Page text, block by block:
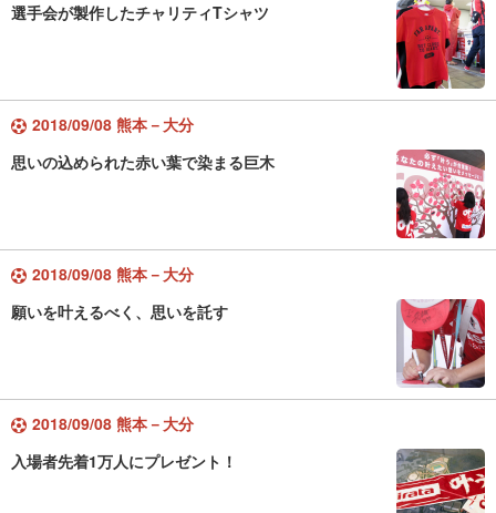
選手会が製作したチャリティTシャツ
2018/09/08 熊本－大分
思いの込められた赤い葉で染まる巨木
2018/09/08 熊本－大分
願いを叶えるべく、思いを託す
2018/09/08 熊本－大分
入場者先着1万人にプレゼント！